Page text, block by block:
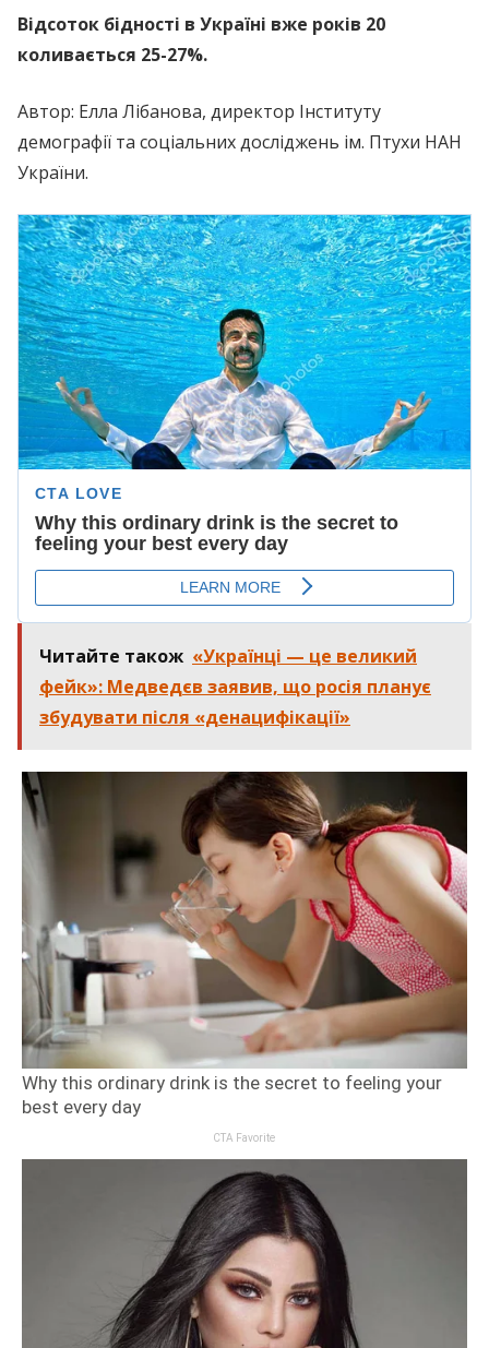
Відсоток бідності в Україні вже років 20
коливається 25-27%.
Автор: Елла Лібанова, директор Інституту
демографії та соціальних досліджень ім. Птухи НАН
України.
Читайте також «Українці — це великий
фейк»: Медведєв заявив, що росія планує
збудувати після «денацифікації»